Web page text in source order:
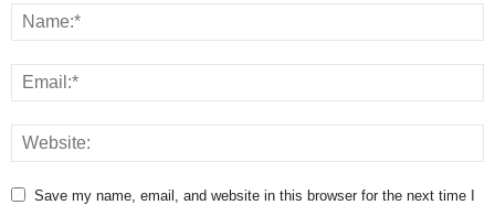
Save my name, email, and website in this browser for the next time I